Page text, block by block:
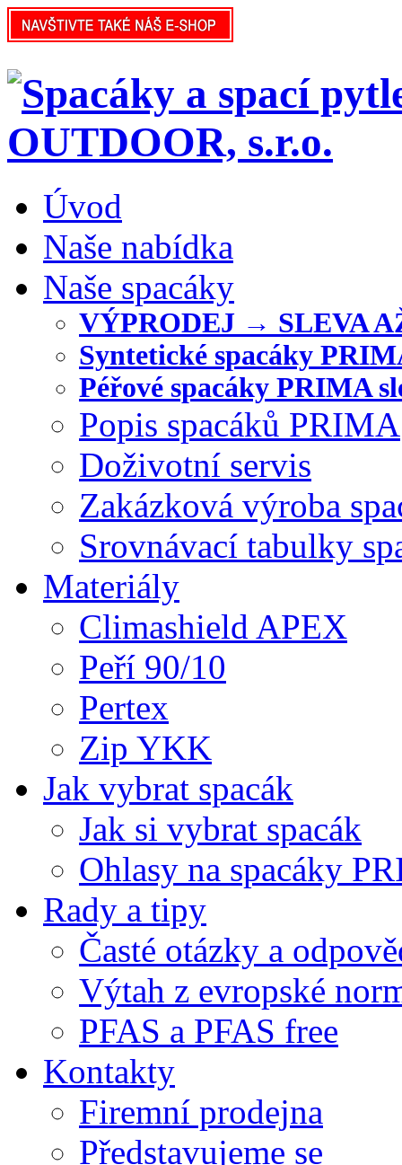
Úvod
Naše nabídka
Naše spacáky
VÝPRODEJ → SLEVA
Syntetické spacáky
Péřové spacáky PRIMA
Popis spacáků PRIMA
Doživotní servis
Zakázková výroba
Srovnávací tabulky
Materiály
Climashield APEX
Peří 90/10
Pertex
Zip YKK
Jak vybrat spacák
Jak si vybrat spacák
Ohlasy na spacáky
Rady a tipy
Časté otázky a
Výtah z evropské
PFAS a PFAS free
Kontakty
Firemní prodejna
Představujeme se